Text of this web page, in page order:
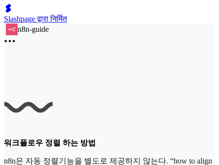
Slashpage द्वारा निर्मित
n8n-guide
워크플로우 정렬 하는 방법
n8n은 자동 정렬기능을 별도로 제공하지 않는다. “how to align